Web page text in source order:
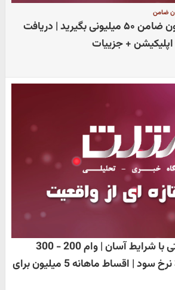
ضامن
از این بانک وام بدون ضامن ۵۰ میلیونی بگیرید | دریافت
اپلیکیشن + جزییات
پرداخت 2 وام دولتی با شرایط آسان | وام 200 - 300
میلیون تومانی با 3 نرخ سود | اقساط ماهانه 5 میلیون برای